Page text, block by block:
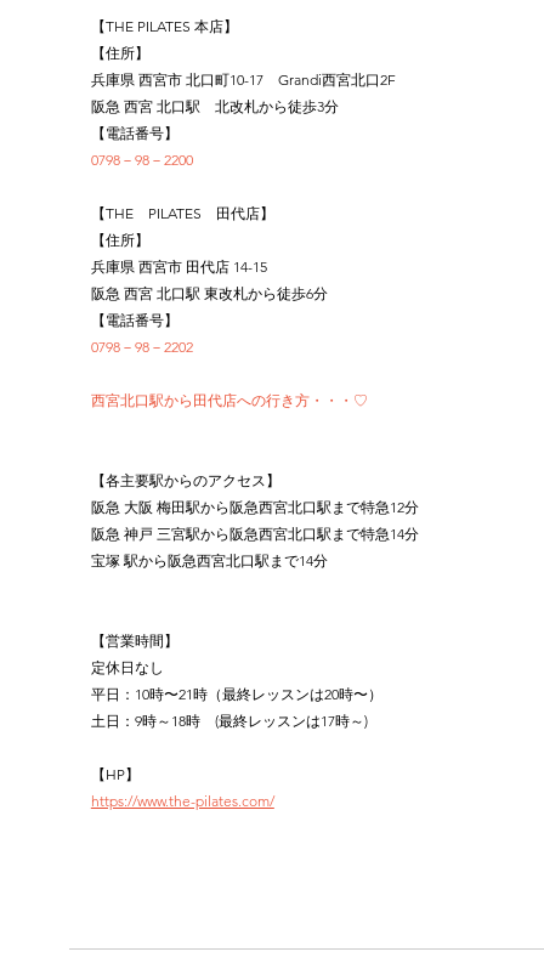
【THE PILATES 本店】
【住所】
兵庫県 西宮市 北口町10-17　Grandi西宮北口2F
阪急 西宮 北口駅　北改札から徒歩3分
【電話番号】
0798－98－2200
【THE　PILATES　田代店】
【住所】
兵庫県 西宮市 田代店 14-15
阪急 西宮 北口駅 東改札から徒歩6分
【電話番号】
0798－98－2202
西宮北口駅から田代店への行き方・・・♡
【各主要駅からのアクセス】
阪急 大阪 梅田駅から阪急西宮北口駅まで特急12分
阪急 神戸 三宮駅から阪急西宮北口駅まで特急14分
宝塚 駅から阪急西宮北口駅まで14分
【営業時間】
定休日なし
平日：10時〜21時（最終レッスンは20時〜）
土日：9時～18時　(最終レッスンは17時～)
【HP】
https://www.the-pilates.com/